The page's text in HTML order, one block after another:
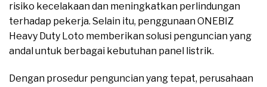
risiko kecelakaan dan meningkatkan perlindungan
terhadap pekerja. Selain itu, penggunaan ONEBIZ
Heavy Duty Loto memberikan solusi penguncian yang
andal untuk berbagai kebutuhan panel listrik.
Dengan prosedur penguncian yang tepat, perusahaan